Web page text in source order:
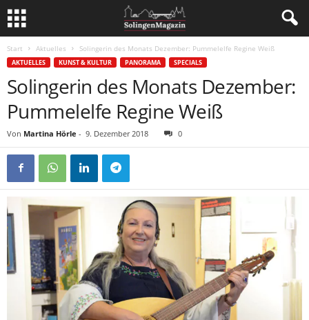
Start Aktuelles Solingerin des Monats Dezember: Pummelelfe Regine Weiß
AKTUELLES KUNST & KULTUR PANORAMA SPECIALS
Solingerin des Monats Dezember:
Pummelelfe Regine Weiß
Von Martina Hörle - 9. Dezember 2018 0